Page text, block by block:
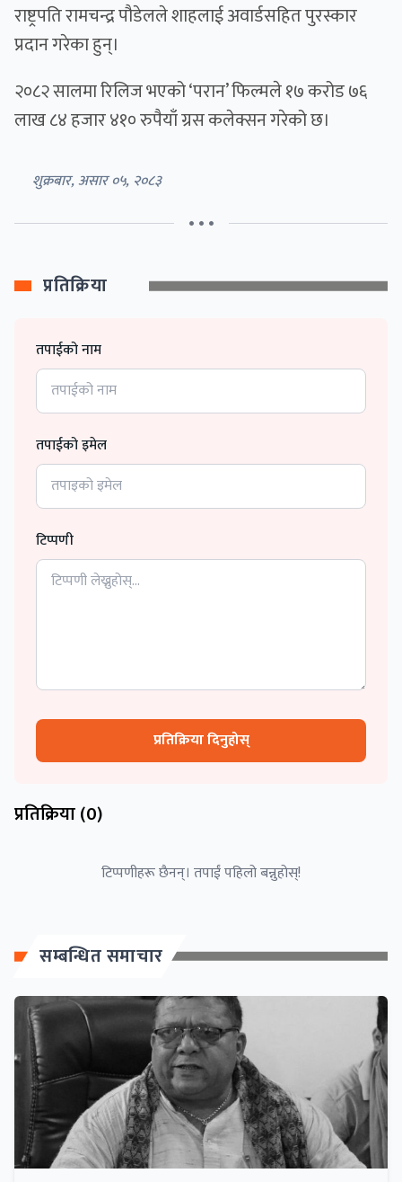
राष्ट्रपति रामचन्द्र पौडेलले शाहलाई अवार्डसहित पुरस्कार
प्रदान गरेका हुन्।
२०८२ सालमा रिलिज भएको ‘परान’ फिल्मले १७ करोड ७६
लाख ८४ हजार ४१० रुपैयाँ ग्रस कलेक्सन गरेको छ।
शुक्रबार, असार ०५, २०८३
• • •
प्रतिक्रिया
तपाईको नाम
तपाईको इमेल
टिप्पणी
प्रतिक्रिया दिनुहोस्
प्रतिक्रिया (0)
टिप्पणीहरू छैनन्। तपाईं पहिलो बन्नुहोस्!
सम्बन्धित समाचार